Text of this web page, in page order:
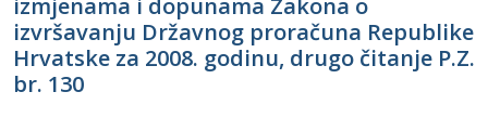
izmjenama i dopunama Zakona o
izvršavanju Državnog proračuna Republike
Hrvatske za 2008. godinu, drugo čitanje P.Z.
br. 130